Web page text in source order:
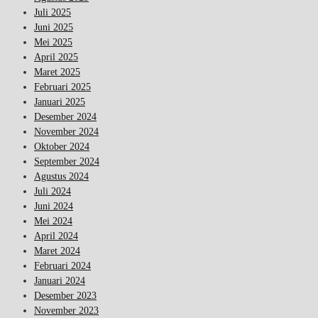
Juli 2025
Juni 2025
Mei 2025
April 2025
Maret 2025
Februari 2025
Januari 2025
Desember 2024
November 2024
Oktober 2024
September 2024
Agustus 2024
Juli 2024
Juni 2024
Mei 2024
April 2024
Maret 2024
Februari 2024
Januari 2024
Desember 2023
November 2023